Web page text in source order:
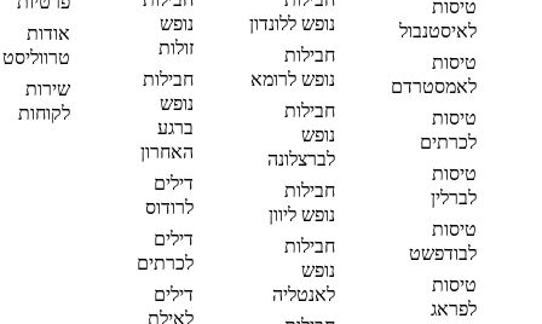
טיסות
לאיסטנבול
טיסות
לאמסטרדם
טיסות
לכרתים
טיסות
לברלין
טיסות
לבודפשט
טיסות
לפראג
נופש ללונדון
חבילות
נופש לרומא
חבילות
נופש
לברצלונה
חבילות
נופש ליוון
חבילות
נופש
לאנטליה
נופש
זולות
חבילות
נופש
ברגע
האחרון
דילים
לרודוס
דילים
לכרתים
דילים
לאילת
אודות
טרווליסט
שירות
לקוחות